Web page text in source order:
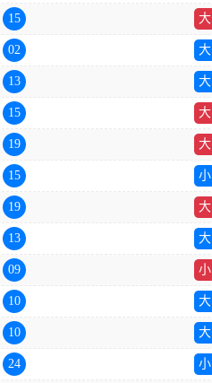
15 大
02 大
13 大
15 大
19 大
15 小
19 大
13 大
09 小
10 大
10 大
24 小